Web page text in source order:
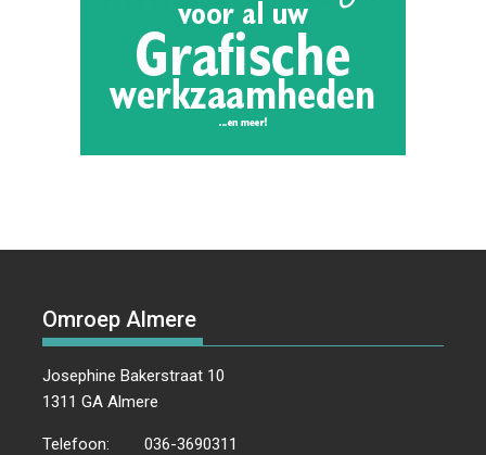
Omroep Almere
Josephine Bakerstraat 10
1311 GA Almere
Telefoon:
036-3690311